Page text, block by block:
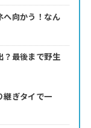
へ向かう！なん
？最後まで野生
継ぎタイで一